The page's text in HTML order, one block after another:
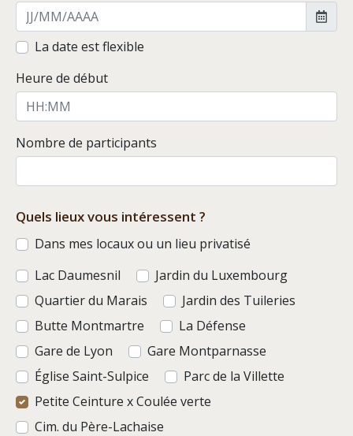
La date est flexible
Heure de début
Nombre de participants
Quels lieux vous intéressent ?
Dans mes locaux ou un lieu privatisé
Lac Daumesnil
Jardin du Luxembourg
Quartier du Marais
Jardin des Tuileries
Butte Montmartre
La Défense
Gare de Lyon
Gare Montparnasse
Église Saint-Sulpice
Parc de la Villette
Petite Ceinture x Coulée verte
Cim. du Père-Lachaise